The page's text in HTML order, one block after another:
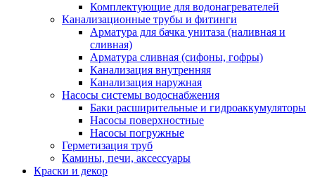
Комплектующие для водонагревателей
Канализационные трубы и фитинги
Арматура для бачка унитаза (наливная и
сливная)
Арматура сливная (сифоны, гофры)
Канализация внутренняя
Канализация наружная
Насосы системы водоснабжения
Баки расширительные и гидроаккумуляторы
Насосы поверхностные
Насосы погружные
Герметизация труб
Камины, печи, аксессуары
Краски и декор